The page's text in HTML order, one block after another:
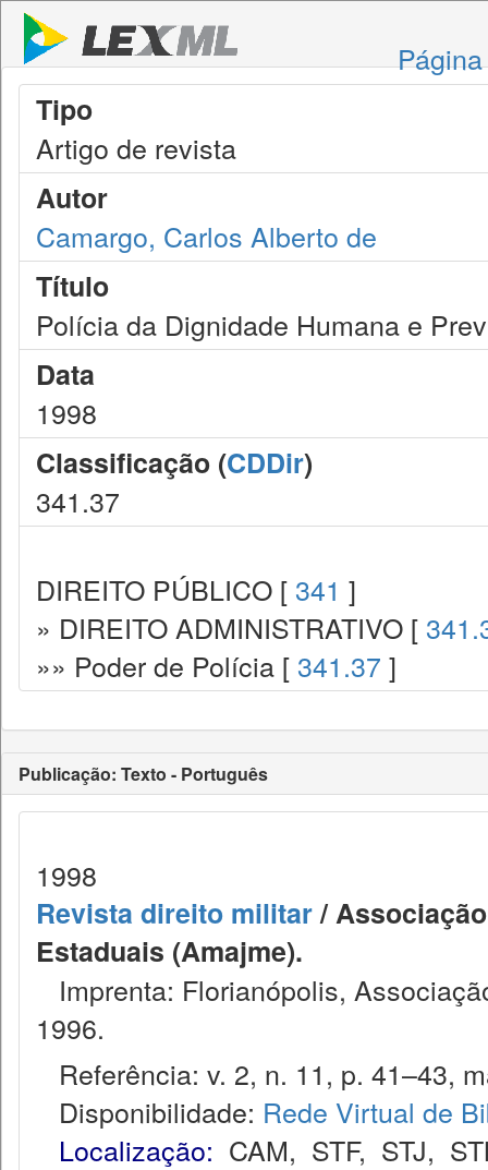
Tipo
Artigo de revista
Autor
Camargo, Carlos Alberto de
Título
Polícia da Dignidade Humana e
Data
1998
Classificação (CDDir)
341.37
DIREITO PÚBLICO [ 341 ]
» DIREITO ADMINISTRATIVO [
»» Poder de Polícia [ 341.37 ]
Publicação: Texto - Português
1998
Revista direito militar/
Estaduais (Amajme).
Imprenta: Florianópolis,
1996.
Referência: v. 2, n. 11, p. 41–43,
Disponibilidade: Rede Virtual de
Localização: CAM, STF, STJ,